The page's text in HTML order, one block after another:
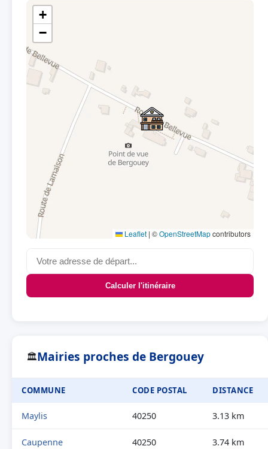
+
−
Leaflet | ©OpenStreetMapcontributors
Calculer l'itinéraire
🏛Mairies proches de Bergouey
COMMUNE CODE POSTAL DISTANCE
Maylis 40250 3.13 km
Caupenne 40250 3.74 km